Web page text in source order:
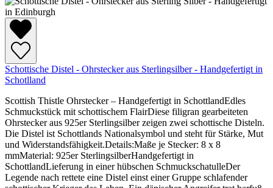
Schottische Distel - Ohrstecker aus Sterlingsilber - Handgefertigt in
Schotlland
Scottish Thistle Ohrstecker – Handgefertigt in SchottlandEdles
Schmuckstück mit schottischem FlairDiese filigran gearbeiteten
Ohrstecker aus 925er Sterlingsilber zeigen zwei schottische Disteln.
Die Distel ist Schottlands Nationalsymbol und steht für Stärke, Mut
und Widerstandsfähigkeit.Details:Maße je Stecker: 8 x 8
mmMaterial: 925er SterlingsilberHandgefertigt in
SchottlandLieferung in einer hübschen SchmuckschatulleDer
Legende nach rettete eine Distel einst einer Gruppe schlafender